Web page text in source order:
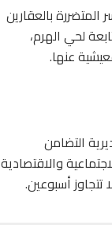
جنيه لكل أسرة من الأسر المتضررة بالعقارين
لحي الهرم،
التضامن
والاقتصادية
أسبوعين.